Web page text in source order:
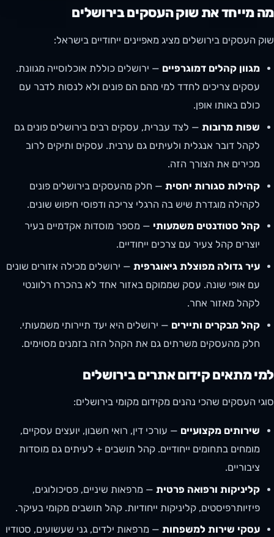
מה מייחד את שוק העסקים בירושלים
שוק העסקים בירושלים מציג מאפיינים ייחודיים בישראל:
מגוון קהלים דמוגרפיים — ירושלים כוללת אוכלוסייה מגוונת.
עסקים צריכים לחדד למי מהם הם פונים ולא לנסות לדבר עם
כולם באותו אופן.
שפות מרובות — לצד עברית, עסקים רבים בירושלים פונים גם
לקהל דובר אנגלית ולעיתים גם ערבית. עסקים ותיקים לרוב
מכירים את הצורך הזה.
קהילות סגורות יחסית — חלק מהעסקים בירושלים פונים
לקהילה מוגדרת שיש בה הרגלי צריכה ודפוסי חיפוש שונים.
קהל סטודנטים משמעותי — מספר מוסדות אקדמיים בעיר
יוצרים קהל צעיר עם צרכים ייחודיים.
עיר גדולה מפוצלת גיאוגרפית — ירושלים מכילה אזורים שונים
עם אופי שונה. עסק שממוקם באזור אחד לא בהכרח רלוונטי
לקהל מאזור אחר.
קהל מבקרים ותיירים — ירושלים היא יעד תיירותי משמעותי.
חלק מהעסקים משרתים גם את הקהל הזה בזמנים מסוימים.
למי מתאים קידום אתרים בירושלים
סוגי העסקים שהכי נהנים מקידום מקומי בירושלים:
שירותים מקצועיים — עורכי דין, רואי חשבון, יועצים עסקיים,
מומחים בתחומים ייחודיים. קהל תושבים + לעיתים גם מוסדות
ציבוריים.
קליניקות ורפואה פרטית — מרפאות שיניים, פסיכולוגים,
פיזיותרפיסטים, קליניקות ייחודיות. קהל תושבים מקומי בעיקר.
עסקי שירות למשפחות — מרפאות ילדים, גני שעשועים, סטודיו